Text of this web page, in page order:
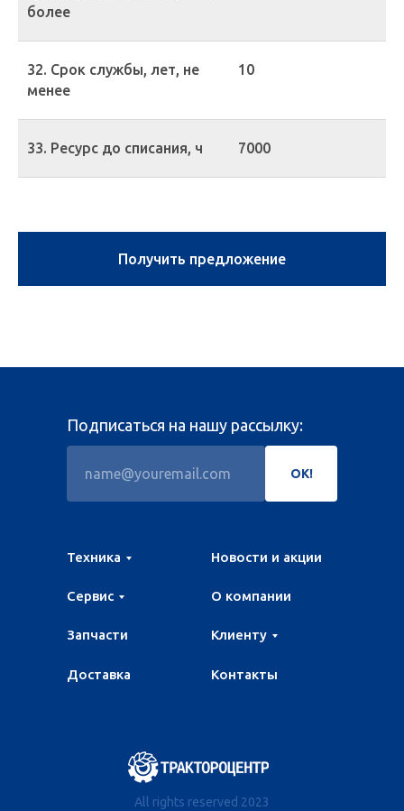
более
32. Срок службы, лет, не
менее
10
33. Ресурс до списания, ч 7000
Получить предложение
All rights reserved 2023
Техника
Сервис
Запчасти
Новости и акции
Клиенту
О компании
Подписаться на нашу рассылку:
ОК!
Контакты
Доставка